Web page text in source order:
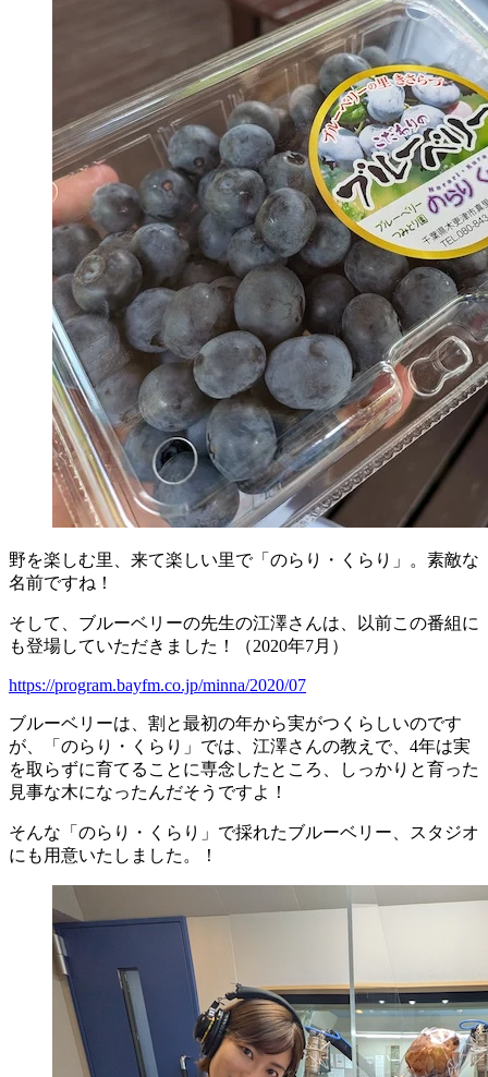
野を楽しむ里、来て楽しい里で「のらり・くらり」。素敵な
名前ですね！
そして、ブルーベリーの先生の江澤さんは、以前この番組に
も登場していただきました！（2020年7月）
https://program.bayfm.co.jp/minna/2020/07
ブルーベリーは、割と最初の年から実がつくらしいのです
が、「のらり・くらり」では、江澤さんの教えで、4年は実
を取らずに育てることに専念したところ、しっかりと育った
見事な木になったんだそうですよ！
そんな「のらり・くらり」で採れたブルーベリー、スタジオ
にも用意いたしました。！